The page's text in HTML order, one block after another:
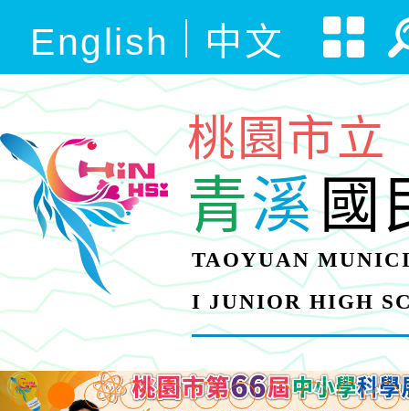
English 中文
桃園市立
青溪國
TAOYUAN
I JUNIOR HIGH